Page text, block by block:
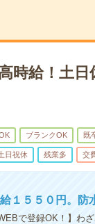
時給！土
ブランクOK 既
日祝休 残業多 交
１５５０円。防
で登録OK！】